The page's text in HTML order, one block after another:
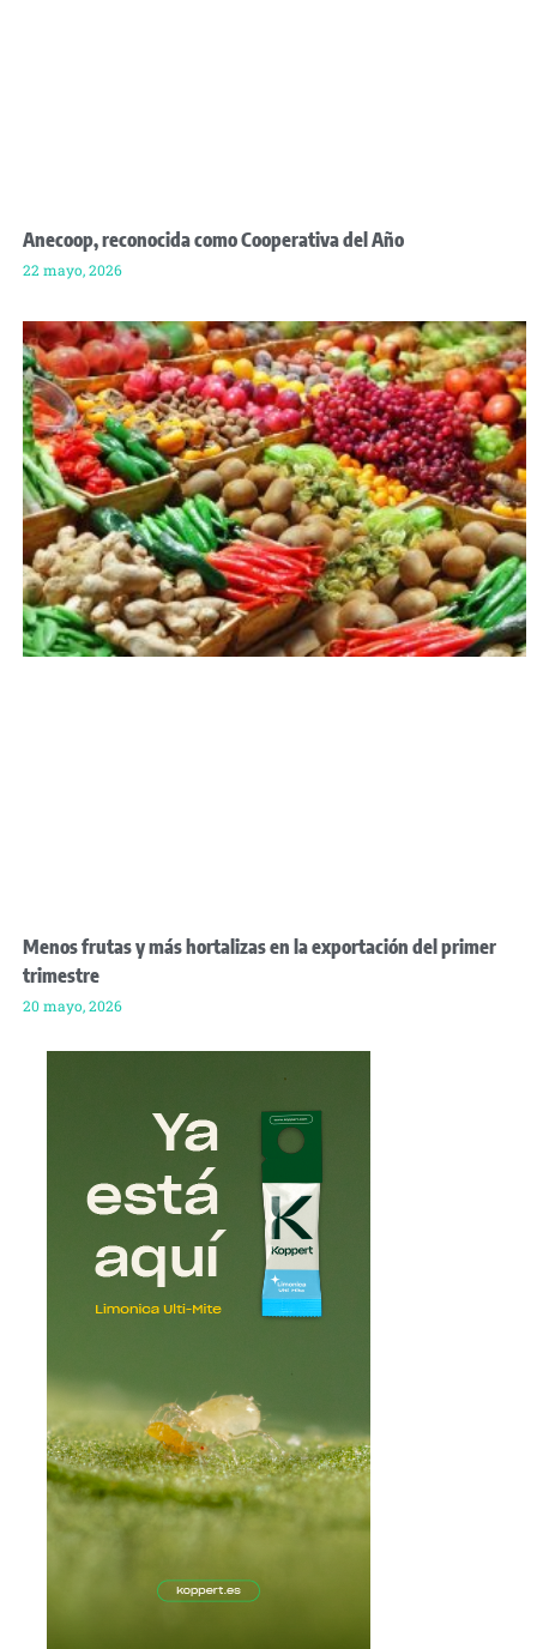
Anecoop, reconocida como Cooperativa del Año
22 mayo, 2026
Menos frutas y más hortalizas en la exportación del primer
trimestre
20 mayo, 2026